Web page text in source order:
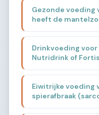
Gezonde voeding
heeft de
Drinkvoeding voor
Nutridrink of
Eiwitrijke voeding
spierafbraak